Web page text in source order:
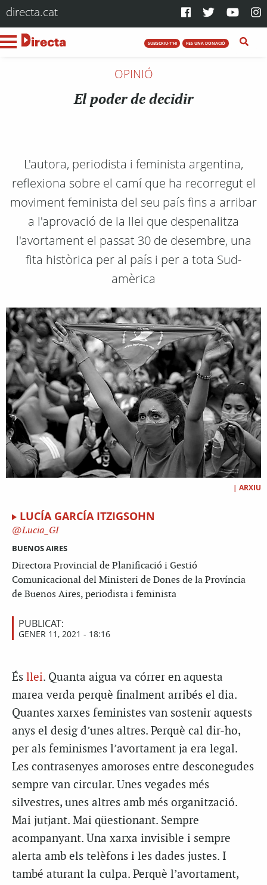
directa.cat
SUBSCRIU-T'HI FES UNA DONACIÓ
OPINIÓ
El poder de decidir
L'autora, periodista i feminista argentina,
reflexiona sobre el camí que ha recorregut el
moviment feminista del seu país fins a arribar
a l'aprovació de la llei que despenalitza
l'avortament el passat 30 de desembre, una
fita històrica per al país i per a tota Sud-
amèrica
| ARXIU
LUCÍA GARCÍA ITZIGSOHN
Lucia_GI
BUENOS AIRES
Directora Provincial de Planificació i Gestió
Comunicacional del Ministeri de Dones de la Província
de Buenos Aires, periodista i feminista
PUBLICAT:
GENER 11, 2021 - 18:16
És llei. Quanta aigua va córrer en aquesta
marea verda perquè finalment arribés el dia.
Quantes xarxes feministes van sostenir aquests
anys el desig d’unes altres. Perquè cal dir-ho,
per als feminismes l’avortament ja era legal.
Les contrasenyes amoroses entre desconegudes
sempre van circular. Unes vegades més
silvestres, unes altres amb més organització.
Mai jutjant. Mai qüestionant. Sempre
acompanyant. Una xarxa invisible i sempre
alerta amb els telèfons i les dades justes. I
també aturant la culpa. Perquè l’avortament,